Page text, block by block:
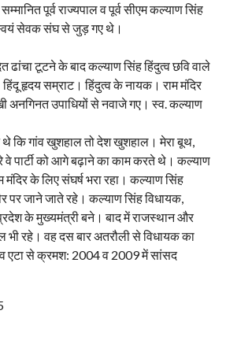
पूर्व राज्यपाल व पूर्व सीएम कल्याण सिंह
स्वयं सेवक संघ से जुड़ गए थे।
ढांचा टूटने के बाद कल्याण सिंह हिंदुत्व छवि वाले
हृदय सम्राट। हिंदुत्व के नायक। राम मंदिर
उपाधियों से नवाजे गए। स्व. कल्याण
कि गांव खुशहाल तो देश खुशहाल। मेरा बूथ,
पार्टी को आगे बढ़ाने का काम करते थे। कल्याण
मंदिर के लिए संघर्ष भरा रहा। कल्याण सिंह
पर जाने जाते रहे। कल्याण सिंह विधायक,
प्रदेश के मुख्यमंत्री बने। बाद में राजस्थान और
भी रहे। वह दस बार अतरौली से विधायक का
एटा से क्रमश: 2004 व 2009 में सांसद